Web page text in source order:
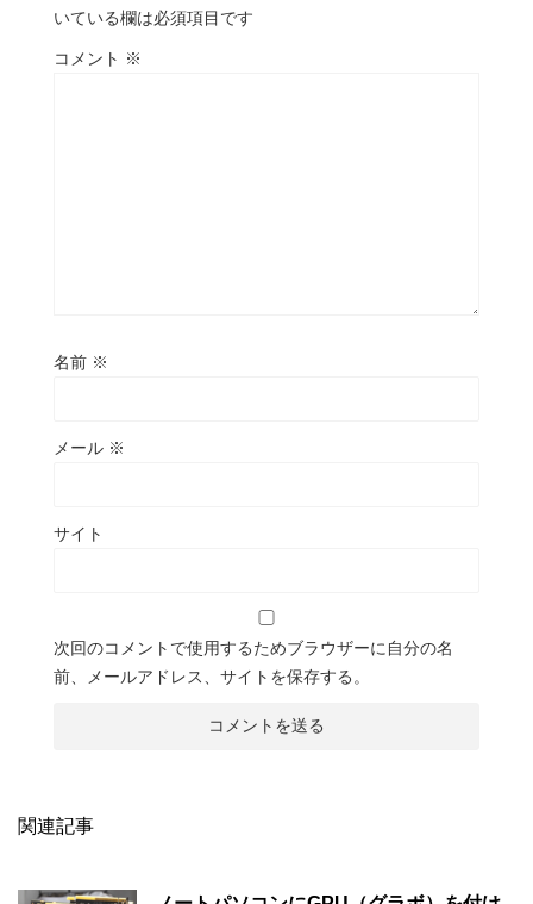
いている欄は必須項目です
コメント ※
名前 ※
メール ※
サイト
次回のコメントで使用するためブラウザーに自分の名
前、メールアドレス、サイトを保存する。
関連記事